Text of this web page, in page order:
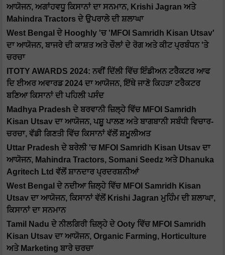
ਆਯੋਜਨ, ਅਗਾਂਹਵਧੂ ਕਿਸਾਨਾਂ ਦਾ ਸਨਮਾਨ, Krishi Jagran ਅਤੇ
Mahindra Tractors ਦੇ ਉਪਰਾਲੇ ਦੀ ਸ਼ਲਾਘਾ
West Bengal ਦੇ Hooghly 'ਚ 'MFOI Samridh Kisan Utsav'
ਦਾ ਆਯੋਜਨ, ਬਾਜਰੇ ਦੀ ਕਾਸ਼ਤ ਅਤੇ ਚੌਲਾਂ ਦੇ ਰੋਗ ਅਤੇ ਕੀਟ ਪ੍ਰਬੰਧਨ 'ਤੇ
ਚਰਚਾ
ITOTY AWARDS 2024: ਨਵੀਂ ਦਿੱਲੀ ਵਿੱਚ ਇੰਡੀਅਨ ਟਰੈਕਟਰ ਆਫ
ਦਿ ਈਅਰ ਅਵਾਰਡ 2024 ਦਾ ਆਯੋਜਨ, ਇੱਥੇ ਜਾਣੋ ਕਿਹੜਾ ਟਰੈਕਟਰ
ਬਣਿਆ ਕਿਸਾਨਾਂ ਦੀ ਪਹਿਲੀ ਪਸੰਦ
Madhya Pradesh ਦੇ ਬਰਵਾਨੀ ਜ਼ਿਲ੍ਹੇ ਵਿੱਚ MFOI Samridh
Kisan Utsav ਦਾ ਆਯੋਜਨ, ਪਸ਼ੂ ਪਾਲਣ ਅਤੇ ਬਾਗਬਾਨੀ ਸਬੰਧੀ ਵਿਚਾਰ-
ਚਰਚਾ, ਵੱਡੀ ਗਿਣਤੀ ਵਿੱਚ ਕਿਸਾਨਾਂ ਵੱਲੋਂ ਸ਼ਮੂਲੀਅਤ
Uttar Pradesh ਦੇ ਬਰੇਲੀ 'ਚ MFOI Samridh Kisan Utsav ਦਾ
ਆਯੋਜਨ, Mahindra Tractors, Somani Seedz ਅਤੇ Dhanuka
Agritech Ltd ਵੱਲੋਂ ਸ਼ਾਨਦਾਰ ਪ੍ਰਦਰਸ਼ਨੀਆਂ
West Bengal ਦੇ ਨਦੀਆ ਜ਼ਿਲ੍ਹੇ ਵਿੱਚ MFOI Samridh Kisan
Utsav ਦਾ ਆਯੋਜਨ, ਕਿਸਾਨਾਂ ਵੱਲੋਂ Krishi Jagran ਮੁਹਿੰਮ ਦੀ ਸ਼ਲਾਘਾ,
ਕਿਸਾਨਾਂ ਦਾ ਸਨਮਾਨ
Tamil Nadu ਦੇ ਨੀਲਗਿਰੀ ਜ਼ਿਲ੍ਹੇ ਦੇ Ooty ਵਿੱਚ MFOI Samridh
Kisan Utsav ਦਾ ਆਯੋਜਨ, Organic Farming, Horticulture
ਅਤੇ Marketing ਬਾਰੇ ਚਰਚਾ